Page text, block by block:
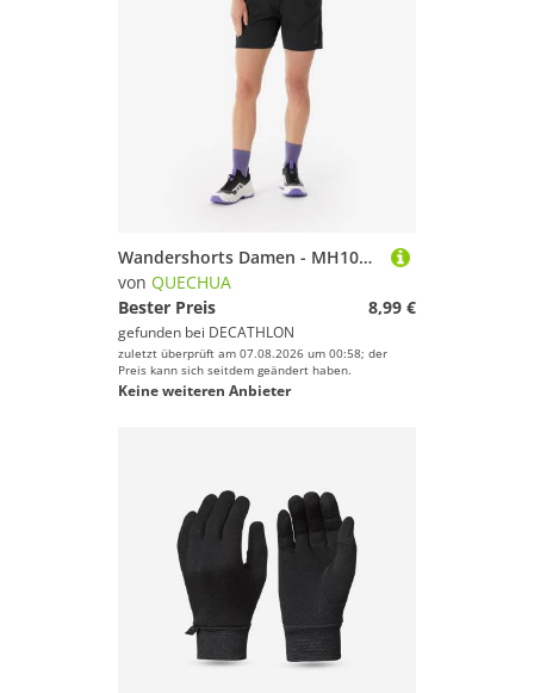
Wandershorts Damen - MH100 Essential schwarz
von QUECHUA
Bester Preis
8,99 €
gefunden bei DECATHLON
zuletzt überprüft am 07.08.2026 um 00:58; der
Preis kann sich seitdem geändert haben.
Keine weiteren Anbieter